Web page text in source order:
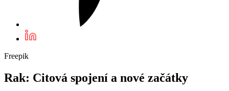
Freepik
Rak: Citová spojení a nové začátky